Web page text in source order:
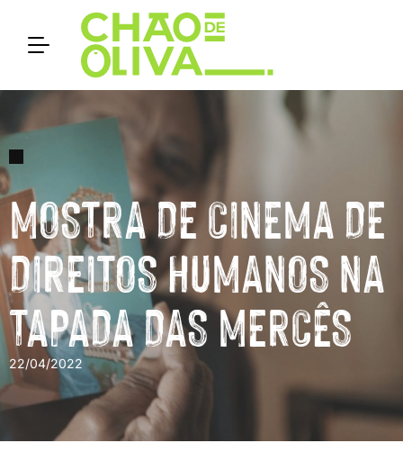
MOSTRA DE CINEMA DE
DIREITOS HUMANOS NA
TAPADA DAS MERCÊS
22/04/2022